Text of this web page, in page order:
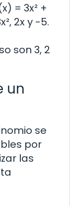
= 3x² +
2x y -5.
son 3, 2
un
se
por
las